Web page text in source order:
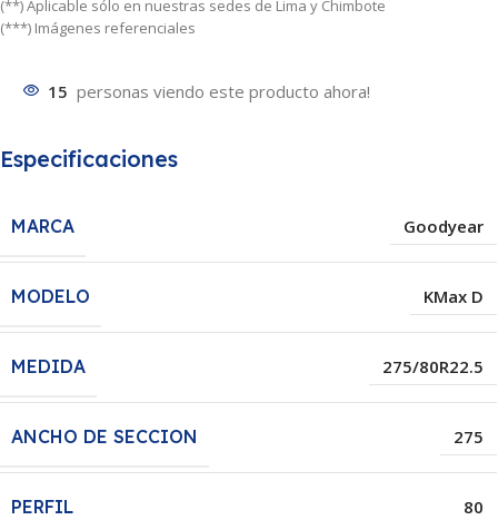
(**) Aplicable sólo en nuestras sedes de Lima y Chimbote
(***) Imágenes referenciales
15 personas viendo este producto ahora!
Especificaciones
MARCA Goodyear
MODELO KMax D
MEDIDA 275/80R22.5
ANCHO DE SECCION 275
PERFIL 80